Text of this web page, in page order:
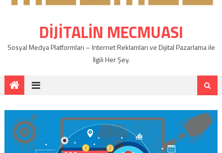
DIJITALIN MECMUASI
Sosyal Medya Platformları – Internet Reklamları ve Dijital Pazarlama ile
İlgili Her Şey.